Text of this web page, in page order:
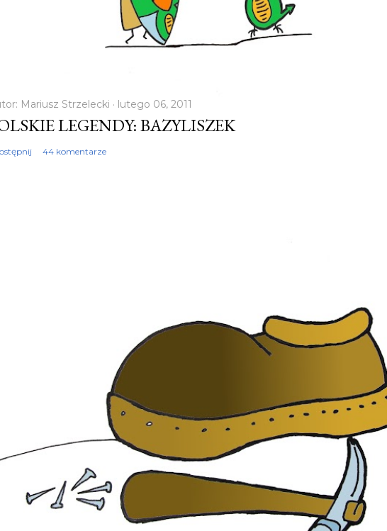
Mariusz Strzelecki lutego 06, 2011
LEGENDY: BAZYLISZEK
44 komentarze